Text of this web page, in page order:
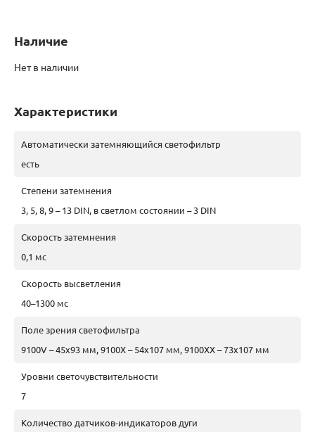
Наличие
Нет в наличии
Характеристики
Автоматически затемняющийся светофильтр
есть
Степени затемнения
3, 5, 8, 9 – 13 DIN, в светлом состоянии – 3 DIN
Скорость затемнения
0,1 мс
Скорость высветления
40–1300 мс
Поле зрения светофильтра
9100V – 45х93 мм, 9100X – 54x107 мм, 9100ХХ – 73x107 мм
Уровни светочувствительности
7
Количество датчиков-индикаторов дуги